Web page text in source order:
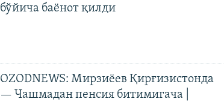
бўйича баёнот қилди
OZODNEWS: Мирзиёев Қирғизистонда
— Чашмадан пенсия битимигача |